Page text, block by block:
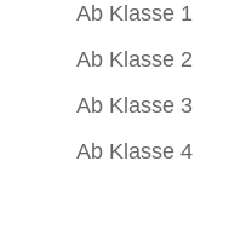
Ab Klasse 1
Ab Klasse 2
Ab Klasse 3
Ab Klasse 4